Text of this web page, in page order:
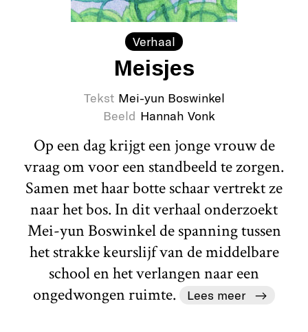
Verhaal
Meisjes
Tekst Mei-yun Boswinkel
Beeld Hannah Vonk
Op een dag krijgt een jonge vrouw de
vraag om voor een standbeeld te zorgen.
Samen met haar botte schaar vertrekt ze
naar het bos. In dit verhaal onderzoekt
Mei-yun Boswinkel de spanning tussen
het strakke keurslijf van de middelbare
school en het verlangen naar een
ongedwongen ruimte.
Lees meer